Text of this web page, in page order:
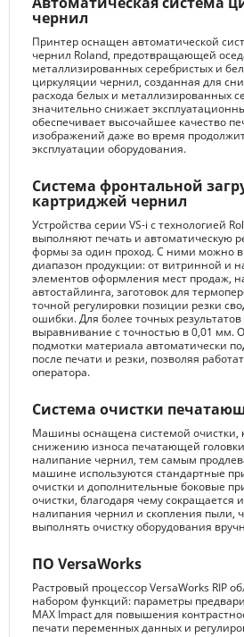
чернил
Принтер оснащен автоматической
чернил Roland, предотвращающей
металлизированных серебристых и
циркуляции чернил, созданная для
расхода белых и металлизированных
значительно снижает
обеспечивает высочайшее качество
изображений даже во время
эксплуатации оборудования.
Система фронтальной
картриджей чернил
Устройства серии VS-i с технологией
выполняют печать и автоматическую
формы за один проход. С ними можно
диапазон продукции: от витринной и
элементов оформления мест продаж,
автостайлинга, заготовок для
точной регулировки позиции резки
ошибки. Для более точных
выравнивание с точностью в 0,01 мм.
подмотки материала автоматически
после печати и резки, позволяя
оператора.
Система очистки
Машины оснащена системой очистки,
снижению износа печатающей
налипание чернил, тем самым
машине используются стандартные
очистки и дополнительные боковые
очистки, благодаря чему сокращается
налипания чернил и скопления пыли,
выполнять очистку оборудования
ПО VersaWorks
Растровый процессор VersaWorks RIP
набором функций: параметры
MAX Impact для повышения
печати переменных данных и